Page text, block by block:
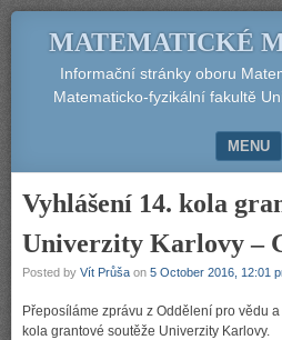
MATEMATICKÉ
Informační stránky oboru
Matematicko-fyzikální fakultě
MENU
Vyhlášení 14. kola
Univerzity Karlovy –
Posted by Vít Průša on 5 October 2016, 12:01
Přeposíláme zprávu z Oddělení pro vědu
kola grantové soutěže Univerzity Karlovy.